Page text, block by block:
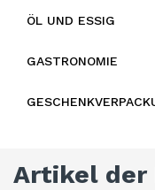
ÖL UND ESSIG
GASTRONOMIE
Artikel der